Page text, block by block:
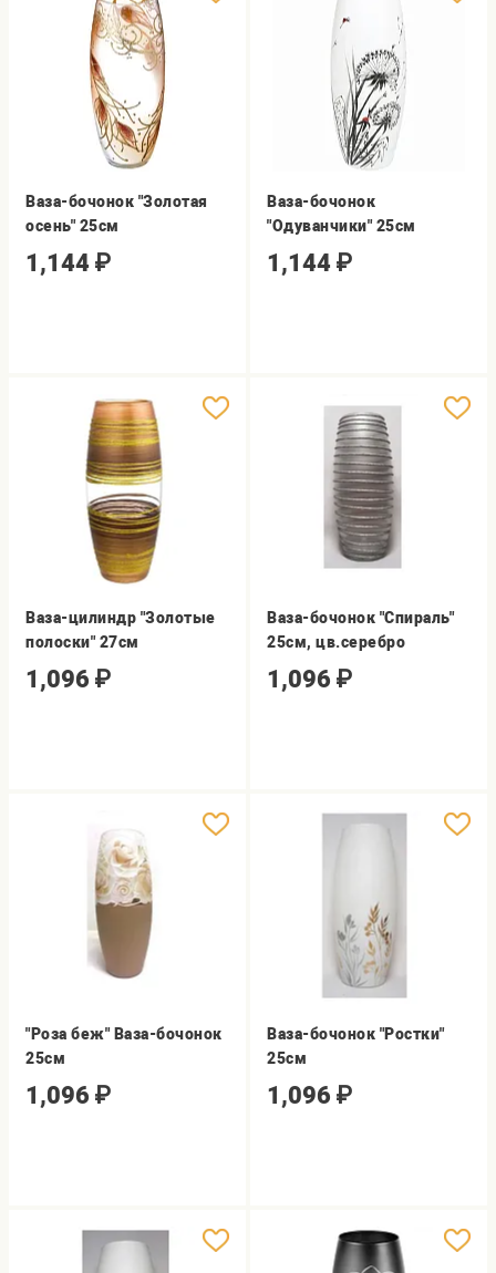
Ваза-бочонок "Золотая
осень" 25см
1,144 ₽
Ваза-бочонок
"Одуванчики" 25см
1,144 ₽
Ваза-цилиндр "Золотые
полоски" 27см
1,096 ₽
Ваза-бочонок "Спираль"
25см, цв.серебро
1,096 ₽
"Роза беж" Ваза-бочонок
25см
1,096 ₽
Ваза-бочонок "Ростки"
25см
1,096 ₽